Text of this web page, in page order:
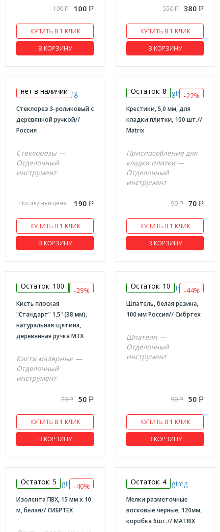
190Р 100 Р
КУПИТЬ В 1 КЛИК
В КОРЗИНУ
550Р 380 Р
КУПИТЬ В 1 КЛИК
В КОРЗИНУ
нет в наличии
Стеклорез 3-роликовый с
деревянной ручкой//
Россия
Стеклорезы —
Отделочный
инструмент
Последняя цена 190 Р
КУПИТЬ В 1 КЛИК
В КОРЗИНУ
-22%
Остаток: 8
Крестики, 5,0 мм, для
кладки плитки, 100 шт.//
Matrix
Приспособление для
кладки плитки —
Отделочный
инструмент
90Р 70 Р
КУПИТЬ В 1 КЛИК
В КОРЗИНУ
-29%
Остаток: 100
Кисть плоская
"Стандарт" 1,5" (38 мм),
натуральная щетина,
деревянная ручка MTX
Кисти малярные —
Отделочный
инструмент
70Р 50 Р
КУПИТЬ В 1 КЛИК
В КОРЗИНУ
-44%
Остаток: 10
Шпатель, белая резина,
100 мм Россия// Сибртех
Шпатели —
Отделочный
инструмент
90Р 50 Р
КУПИТЬ В 1 КЛИК
В КОРЗИНУ
-40%
Остаток: 5
Изолента ПВХ, 15 мм х 10
м, белая// СИБРТЕХ
Остаток: 4
Мелки разметочные
восковые черные, 120мм,
коробка 6шт.// MATRIX